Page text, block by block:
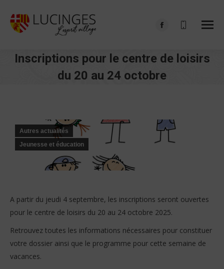
Facebook
opens
new
Inscriptions pour le centre de loisirs
du 20 au 24 octobre
Autres actualités
Jeunesse et éducation
A partir du jeudi 4 septembre, les inscriptions seront ouvertes
pour le centre de loisirs du 20 au 24 octobre 2025.
Retrouvez toutes les informations nécessaires pour constituer
votre dossier ainsi que le programme pour cette semaine de
vacances.